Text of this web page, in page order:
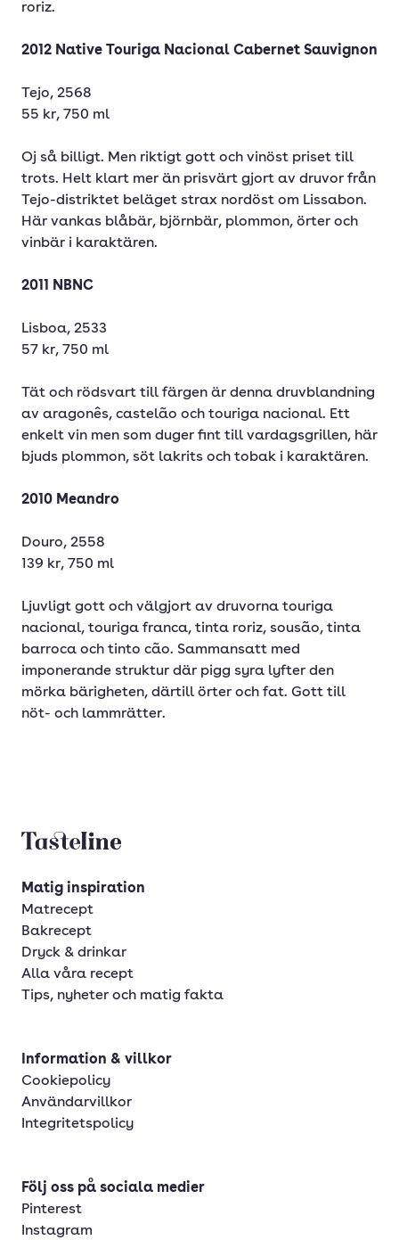
roriz.
2012 Native Touriga Nacional Cabernet Sauvignon
Tejo, 2568
55 kr, 750 ml
Oj så billigt. Men riktigt gott och vinöst priset till
trots. Helt klart mer än prisvärt gjort av druvor från
Tejo-distriktet beläget strax nordöst om Lissabon.
Här vankas blåbär, björnbär, plommon, örter och
vinbär i karaktären.
2011 NBNC
Lisboa, 2533
57 kr, 750 ml
Tät och rödsvart till färgen är denna druvblandning
av aragonês, castelão och touriga nacional. Ett
enkelt vin men som duger fint till vardagsgrillen, här
bjuds plommon, söt lakrits och tobak i karaktären.
2010 Meandro
Douro, 2558
139 kr, 750 ml
Ljuvligt gott och välgjort av druvorna touriga
nacional, touriga franca, tinta roriz, sousão, tinta
barroca och tinto cão. Sammansatt med
imponerande struktur där pigg syra lyfter den
mörka bärigheten, därtill örter och fat. Gott till
nöt- och lammrätter.
Tasteline startsida
Matig inspiration
Matrecept
Bakrecept
Dryck & drinkar
Alla våra recept
Tips, nyheter och matig fakta
Information & villkor
Cookiepolicy
Användarvillkor
Integritetspolicy
Följ oss på sociala medier
Pinterest
Instagram